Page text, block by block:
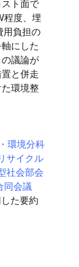
ト面で
程度、埋
用負担の
にした
議論が
と併走
環境整
環境分科
サイクル
社会部会
同会議
た要約